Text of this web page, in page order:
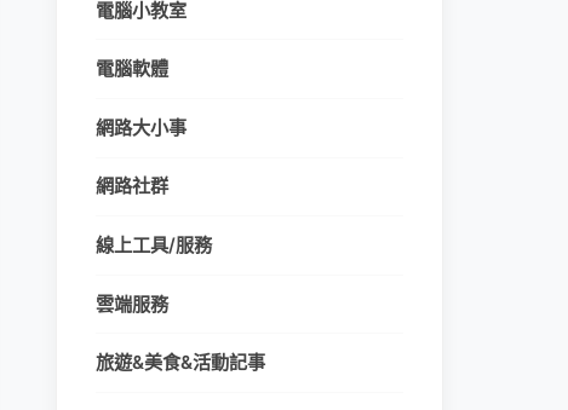
電腦小教室
電腦軟體
網路大小事
網路社群
線上工具/服務
雲端服務
旅遊&美食&活動記事